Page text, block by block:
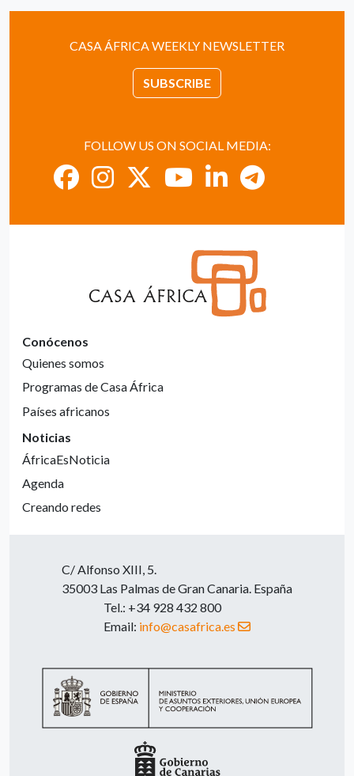
CASA ÁFRICA WEEKLY NEWSLETTER
SUBSCRIBE
FOLLOW US ON SOCIAL MEDIA:
Conócenos
Quienes somos
Programas de Casa África
Países africanos
Noticias
ÁfricaEsNoticia
Agenda
Creando redes
C/ Alfonso XIII, 5.
35003 Las Palmas de Gran Canaria. España
Tel.: +34 928 432 800
Email: info@casafrica.es